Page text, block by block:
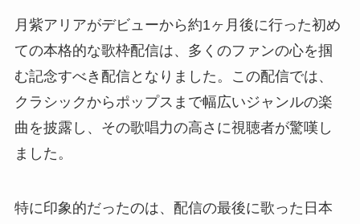
月紫アリアがデビューから約1ヶ月後に行った初め
ての本格的な歌枠配信は、多くのファンの心を掴
む記念すべき配信となりました。この配信では、
クラシックからポップスまで幅広いジャンルの楽
曲を披露し、その歌唱力の高さに視聴者が驚嘆し
ました。
特に印象的だったのは、配信の最後に歌った日本